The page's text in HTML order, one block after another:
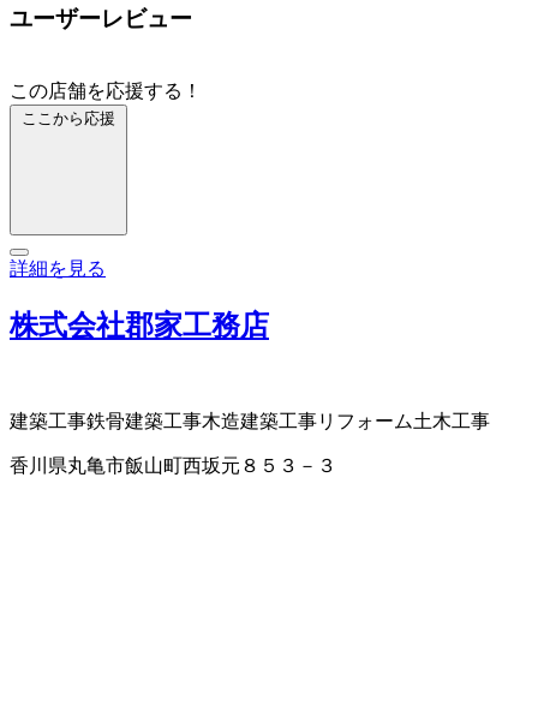
ユーザーレビュー
この店舗を応援する！
ここから応援
詳細を見る
株式会社郡家工務店
建築工事鉄骨建築工事木造建築工事リフォーム土木工事
香川県丸亀市飯山町西坂元８５３－３